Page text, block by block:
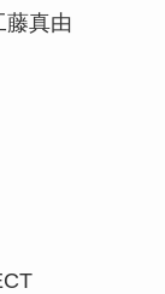
真由